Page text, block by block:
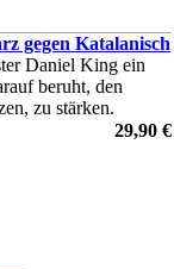
gegen Katalanisch
Daniel King ein
beruht, den
zu stärken.
29,90 €